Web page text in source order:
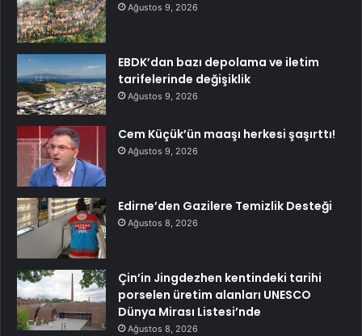
Ağustos 9, 2026
EBDK’dan bazı depolama ve iletim
tarifelerinde değişiklik
Ağustos 9, 2026
Cem Küçük’ün maaşı herkesi şaşırttı!
Ağustos 9, 2026
Edirne’den Gazilere Temizlik Desteği
Ağustos 8, 2026
Çin’in Jingdezhen kentindeki tarihi
porselen üretim alanları UNESCO
Dünya Mirası Listesi’nde
Ağustos 8, 2026